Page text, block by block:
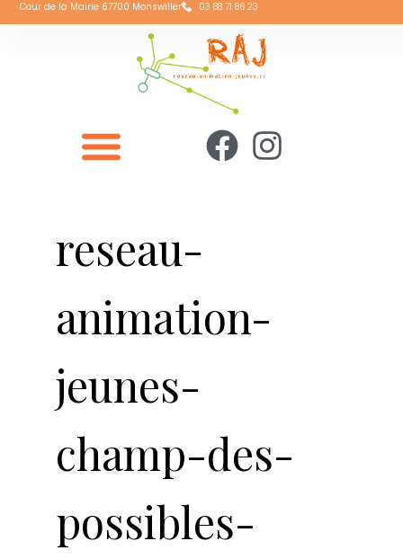
Cour de la Mairie 67700 Monswiller 03 88 71 86 23
reseau-
animation-
jeunes-
champ-des-
possibles-